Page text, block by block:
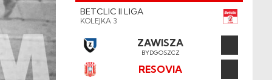
BETCLIC II LIGA
KOLEJKA 3
ZAWISZA
BYDGOSZCZ
RESOVIA